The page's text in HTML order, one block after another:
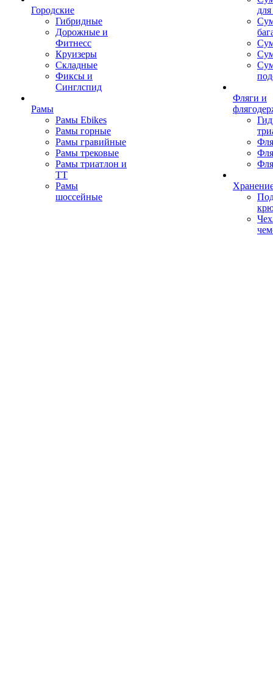
Городские
Гибридные
Дорожные и
Фитнесс
Круизеры
Складные
Фиксы и
Синглспид
Рамы
Рамы Ebikes
Рамы горные
Рамы гравийные
Рамы трековые
Рамы триатлон и
ТТ
Рамы
шоссейные
Фляги и